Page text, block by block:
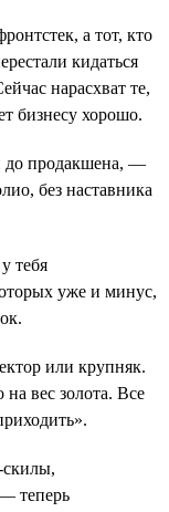
а тот, кто
кидаться
нарасхват те,
бизнесу хорошо.
до продакшена, —
без наставника
тебя
уже и минус,
или крупняк.
на вес золота. Все
теперь